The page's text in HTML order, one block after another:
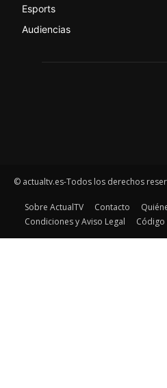
Esports
Audiencias
© actualtv.es-Todos los derechos
Sobre ActualTV Contacto
Condiciones y Aviso Legal
Código